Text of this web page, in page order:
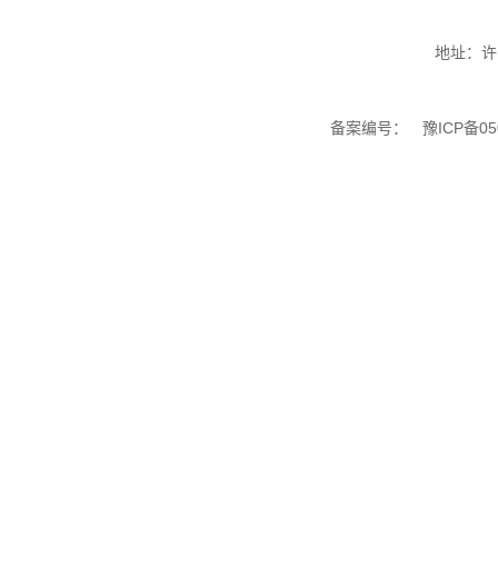
地址：
备案编号： 豫ICP备